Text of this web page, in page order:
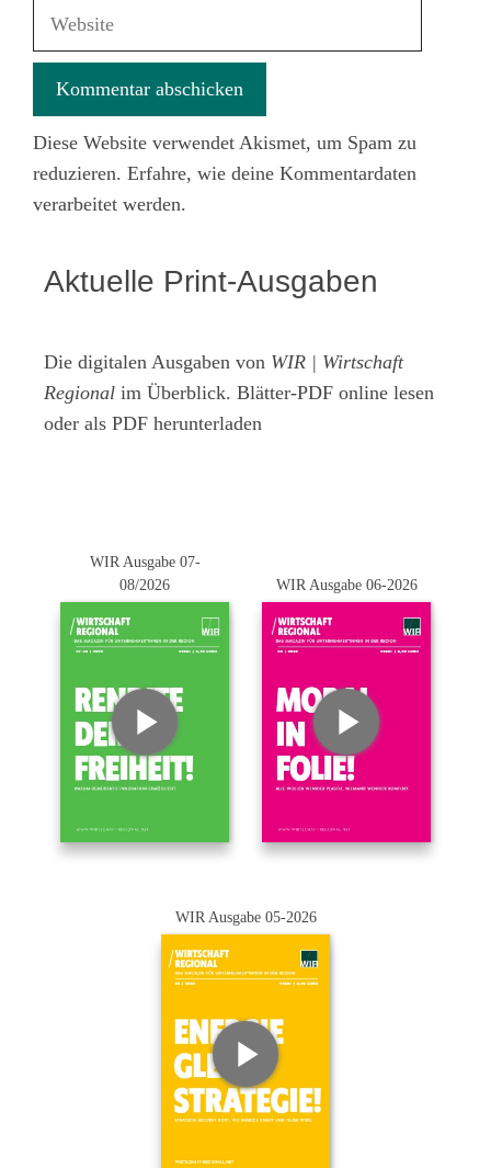
Website
Diese Website verwendet Akismet, um Spam zu
reduzieren. Erfahre, wie deine Kommentardaten
verarbeitet werden.
Aktuelle Print-Ausgaben
Die digitalen Ausgaben von WIR | Wirtschaft
Regional im Überblick. Blätter-PDF online lesen
oder als PDF herunterladen
WIR Ausgabe 07-
08/2026
WIR Ausgabe 06-2026
WIR Ausgabe 05-2026